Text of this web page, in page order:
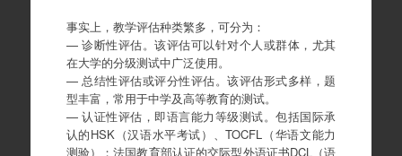
事实上，教学评估种类繁多，可分为：
— 诊断性评估。该评估可以针对个人或群体，尤其
在大学的分级测试中广泛使用。
— 总结性评估或评分性评估。该评估形式多样，题
型丰富，常用于中学及高等教育的测试。
— 认证性评估，即语言能力等级测试。包括国际承
认的HSK（汉语水平考试）、TOCFL（华语文能力
测验）；法国教育部认证的交际型外语证书DCL（语